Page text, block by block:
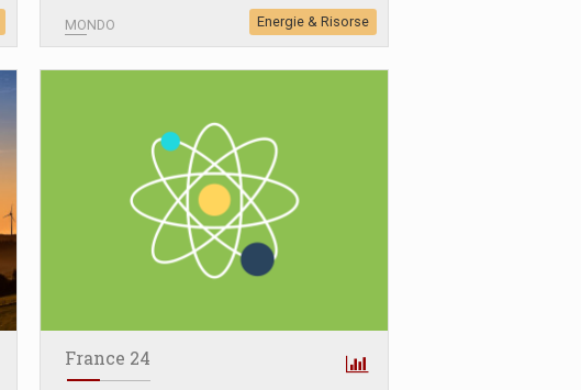
MONDO Energie & Risorse
France 24